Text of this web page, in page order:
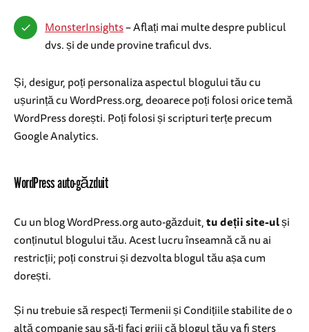
MonsterInsights– Aflați mai multe despre publicul
dvs. și de unde provine traficul dvs.
Și, desigur, poți personaliza aspectul blogului tău cu
ușurință cu WordPress.org, deoarece poți folosi orice temă
WordPress dorești. Poți folosi și scripturi terțe precum
Google Analytics.
WordPress auto-găzduit
Cu un blog WordPress.org auto-găzduit,tu deții site-ulși
conținutul blogului tău. Acest lucru înseamnă că nu ai
restricții; poți construi și dezvolta blogul tău așa cum
dorești.
Și nu trebuie să respecți Termenii și Condițiile stabilite de o
altă companie sau să-ți faci griji că blogul tău va fi șters